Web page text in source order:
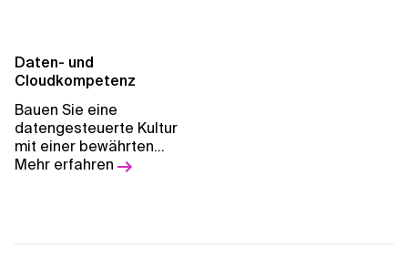
digitale Transformation
zu beschleunigen.
Daten- und
Cloudkompetenz
Bauen Sie eine
datengesteuerte Kultur
mit einer bewährten
Strategie auf, um
Mehr erfahren